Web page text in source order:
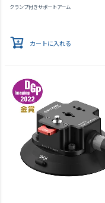
クランプ付きサポートアーム
カートに入れる